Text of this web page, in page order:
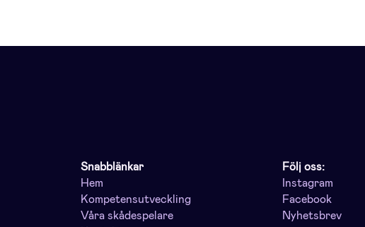
Snabblänkar
Hem
Kompetensutveckling
Våra skådespelare
Följ oss:
Instagram
Facebook
Nyhetsbrev